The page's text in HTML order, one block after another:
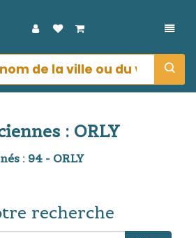
: ORLY
: 94 - ORLY
recherche